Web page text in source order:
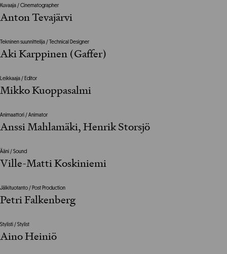
Kuvaaja / Cinematographer
Anton Tevajärvi
Tekninen suunnittelija / Technical Designer
Aki Karppinen (Gaffer)
Leikkaaja / Editor
Mikko Kuoppasalmi
Animaattori / Animator
Anssi Mahlamäki, Henrik Storsjö
Ääni / Sound
Ville-Matti Koskiniemi
Jälkituotanto / Post Production
Petri Falkenberg
Stylisti / Stylist
Aino Heiniö